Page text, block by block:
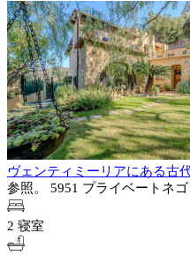
ヴェンティミーリアにある古
参照。 5951 プライベートネ
2 寝室